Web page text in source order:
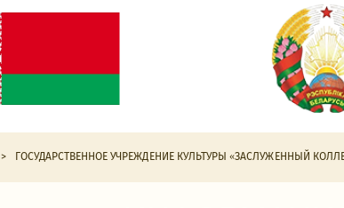
> ГОСУДАРСТВЕННОЕ УЧРЕЖДЕНИЕ КУЛЬТУРЫ «ЗАСЛУЖЕННЫЙ